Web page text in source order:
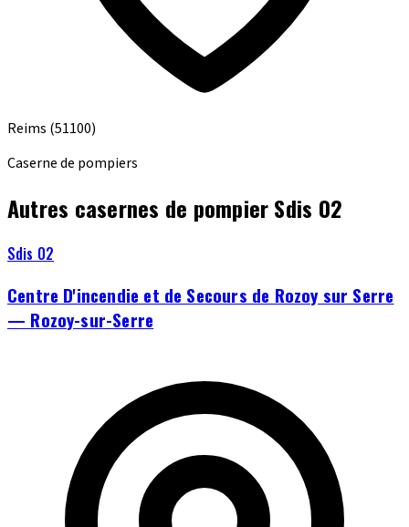
Reims (51100)
Caserne de pompiers
Autres casernes de pompier Sdis 02
Sdis 02
Centre D'incendie et de Secours de Rozoy sur Serre
— Rozoy-sur-Serre